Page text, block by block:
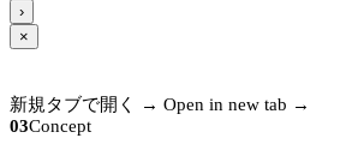
›
×
新規タブで開く → Open in new tab →
03Concept